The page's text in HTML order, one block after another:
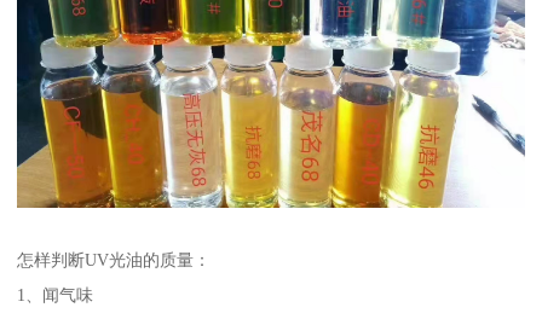
怎样判断UV光油的质量：
1、闻气味